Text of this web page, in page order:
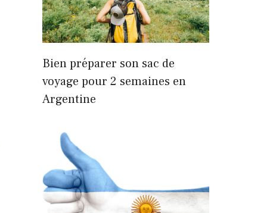
Bien préparer son sac de
voyage pour 2 semaines en
Argentine